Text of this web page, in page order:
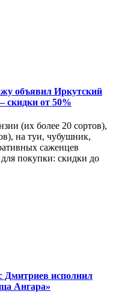
объявил Иркутский
от 50%
(их более 20 сортов),
на туи, чубушник,
саженцев
покупки: скидки до
Дмитриев исполнил
Ангара»